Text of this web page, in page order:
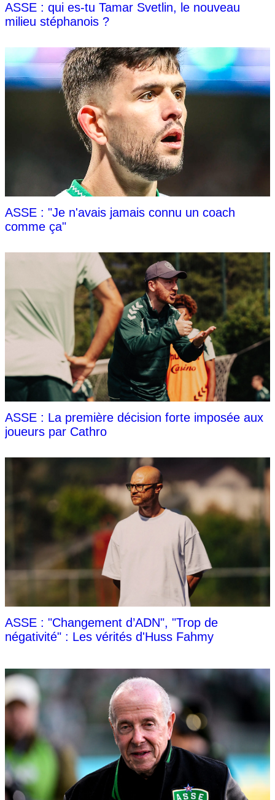
ASSE : qui es-tu Tamar Svetlin, le nouveau
milieu stéphanois ?
ASSE : "Je n'avais jamais connu un coach
comme ça"
ASSE : La première décision forte imposée aux
joueurs par Cathro
ASSE : "Changement d’ADN", "Trop de
négativité" : Les vérités d'Huss Fahmy